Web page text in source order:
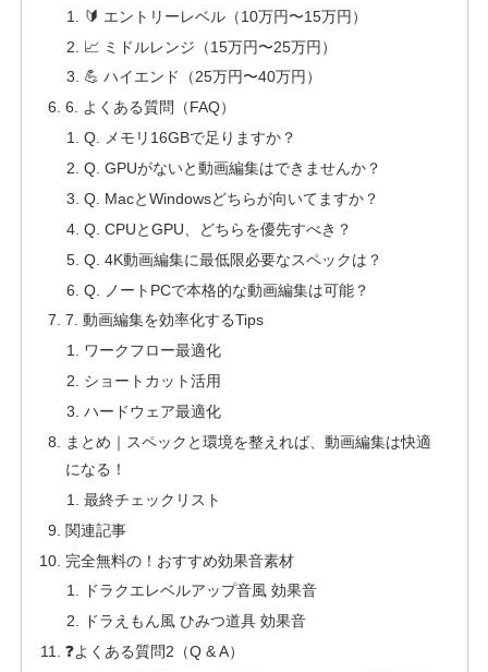
🔰 エントリーレベル（10万円〜15万円）
📈 ミドルレンジ（15万円〜25万円）
💪 ハイエンド（25万円〜40万円）
6. よくある質問（FAQ）
Q. メモリ16GBで足りますか？
Q. GPUがないと動画編集はできませんか？
Q. MacとWindowsどちらが向いてますか？
Q. CPUとGPU、どちらを優先すべき？
Q. 4K動画編集に最低限必要なスペックは？
Q. ノートPCで本格的な動画編集は可能？
7. 動画編集を効率化するTips
ワークフロー最適化
ショートカット活用
ハードウェア最適化
まとめ｜スペックと環境を整えれば、動画編集は快適
になる！
最終チェックリスト
関連記事
完全無料の！おすすめ効果音素材
ドラクエレベルアップ音風 効果音
ドラえもん風 ひみつ道具 効果音
❓よくある質問2（Q & A）